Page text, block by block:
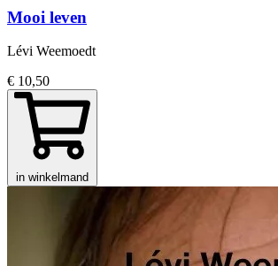
Mooi leven
Lévi Weemoedt
€ 10,50
in winkelmand